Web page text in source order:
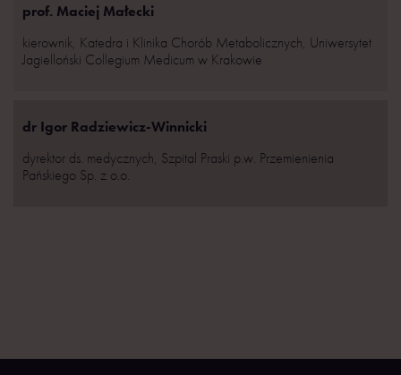
prof. Maciej Małecki
kierownik, Katedra i Klinika Chorób Metabolicznych, Uniwersytet
Jagielloński Collegium Medicum w Krakowie
dr Igor Radziewicz-Winnicki
dyrektor ds. medycznych, Szpital Praski p.w. Przemienienia
Pańskiego Sp. z o.o.